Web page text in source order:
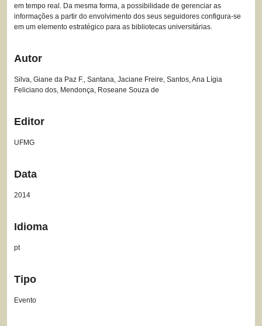
em tempo real. Da mesma forma, a possibilidade de gerenciar as
informações a partir do envolvimento dos seus seguidores configura-se
em um elemento estratégico para as bibliotecas universitárias.
Autor
Silva, Giane da Paz F., Santana, Jaciane Freire, Santos, Ana Lígia
Feliciano dos, Mendonça, Roseane Souza de
Editor
UFMG
Data
2014
Idioma
pt
Tipo
Evento